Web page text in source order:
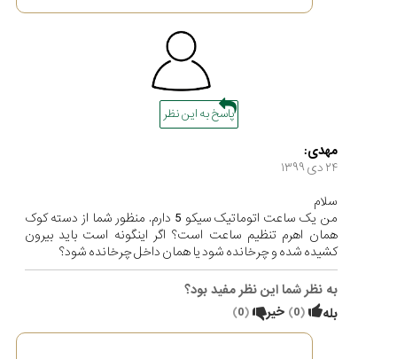
پاسخ به این نظر
مهدی:
۲۴ دی ۱۳۹۹
سلام
من یک ساعت اتوماتیک سیکو 5 دارم. منظور شما از دسته کوک
همان اهرم تنظیم ساعت است؟ اگر اینگونه است باید بیرون
کشیده شده و چرخانده شود یا همان داخل چرخانده شود؟
به نظر شما این نظر مفید بود؟
بله
(
0
) خیر (
0
)